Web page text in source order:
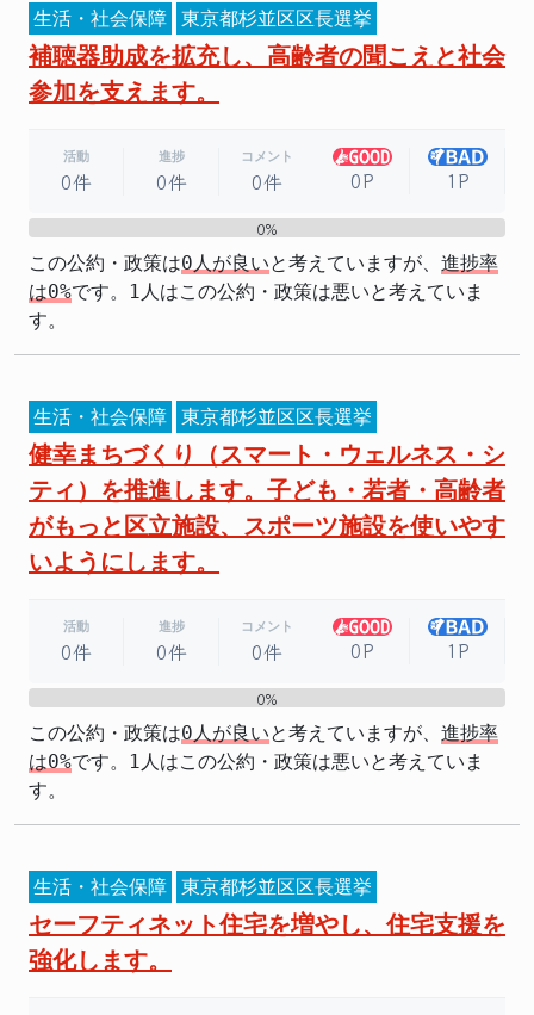
生活・社会保障 東京都杉並区区長選挙
補聴器助成を拡充し、高齢者の聞こえと社会
参加を支えます。
活動
0件
進捗
0件
コメント
0件 0P 1P
0%
この公約・政策は0人が良いと考えていますが、 進捗率
は0%です。1人はこの公約・政策は悪いと考えていま
す。
生活・社会保障 東京都杉並区区長選挙
健幸まちづくり（スマート・ウェルネス・シ
ティ）を推進します。子ども・若者・高齢者
がもっと区立施設、スポーツ施設を使いやす
いようにします。
活動
0件
進捗
0件
コメント
0件 0P 1P
0%
この公約・政策は0人が良いと考えていますが、 進捗率
は0%です。1人はこの公約・政策は悪いと考えていま
す。
生活・社会保障 東京都杉並区区長選挙
セーフティネット住宅を増やし、住宅支援を
強化します。